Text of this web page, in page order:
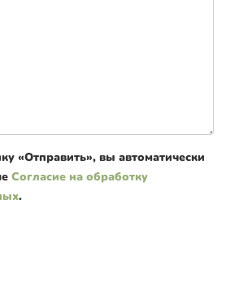
«Отправить», вы автоматически
Согласие на обработку
.